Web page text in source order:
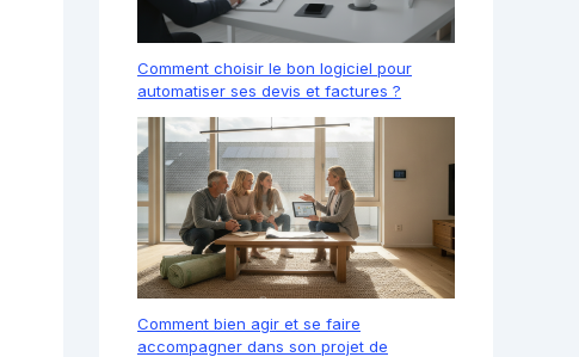
Comment choisir le bon logiciel pour
automatiser ses devis et factures ?
Comment bien agir et se faire
accompagner dans son projet de